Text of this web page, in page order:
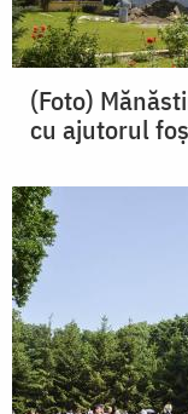
(Foto)
cu ajutorul